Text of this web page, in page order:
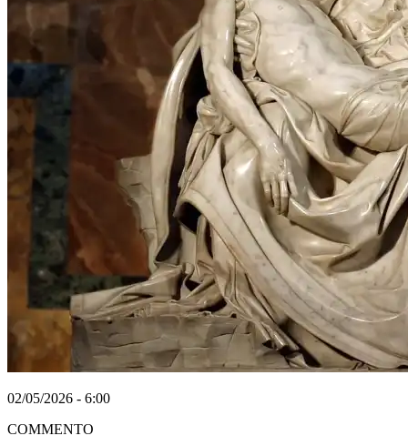
02/05/2026 - 6:00
COMMENTO